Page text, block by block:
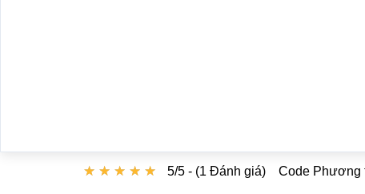
Code Phương
★ ★ ★ ★ ★
★ ★ ★ ★ ★ 5/5 - (1 Đánh giá)